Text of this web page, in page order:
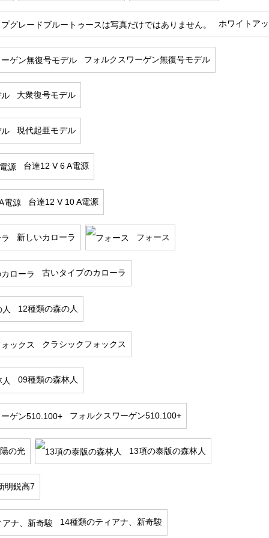
ホワイトア
フォルクスワーゲン無復号モデル
大衆復号モデル
現代起亜モデル
台達12 V 6 A電源
台達12 V 10 A電源
新しいカローラ フォース
古いタイプのカローラ
12種類の森の人
クラシックフォックス
09種類の森林人
フォルクスワーゲン510.100+
の光 13項の泰版の森林人
明鋭高7
14種類のティアナ、新奇駿